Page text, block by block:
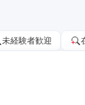
未経験者歓迎